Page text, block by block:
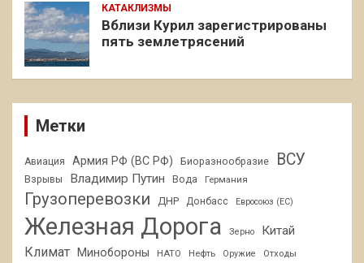
КАТАКЛИЗМЫ
Вблизи Курил зарегистрированы
пять землетрясений
Метки
Авиация Армия РФ (ВС РФ) Биоразнообразие ВСУ
Взрывы Владимир Путин Вода Германия
Грузоперевозки ДНР Донбасс Евросоюз (ЕС)
Железная Дорога Зерно Китай
Климат Минобороны НАТО Нефть Оружие Отходы